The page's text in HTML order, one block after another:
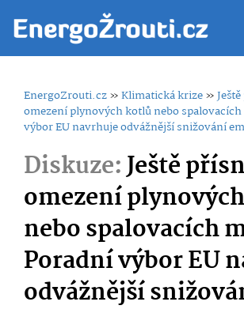
EnergoZrouti.cz»Klimatická krize»
omezení plynových kotlů nebo
výbor EU navrhuje odvážnější snižování
Diskuze:Ještě
omezení
nebo spalovacích
Poradní výbor EU
odvážnější